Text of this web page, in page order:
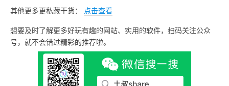
其他更多更私藏干货： 点击查看
想要及时了解更多好玩有趣的网站、实用的软件，扫码关注公众
号，就不会错过精彩的推荐啦。